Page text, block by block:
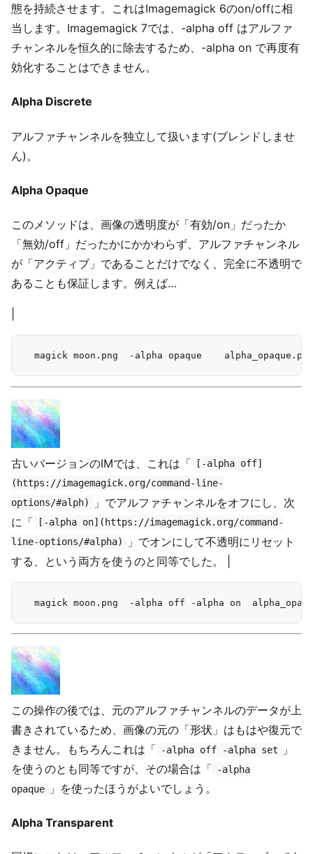
態を持続させます。これはImagemagick 6のon/offに相
当します。Imagemagick 7では、-alpha off はアルファ
チャンネルを恒久的に除去するため、-alpha on で再度有
効化することはできません。
Alpha Discrete
アルファチャンネルを独立して扱います(ブレンドしませ
ん)。
Alpha Opaque
このメソッドは、画像の透明度が「有効/on」だったか
「無効/off」だったかにかかわらず、アルファチャンネル
が「アクティブ」であることだけでなく、完全に不透明で
あることも保証します。例えば…
古いバージョンのIMでは、これは「
[-alpha off]
(https://imagemagick.org/command-line-
options/#alph)
」でアルファチャンネルをオフにし、次
に「
[-alpha on](https://imagemagick.org/command-
line-options/#alpha)
」でオンにして不透明にリセット
する、という両方を使うのと同等でした。 |
この操作の後では、元のアルファチャンネルのデータが上
書きされているため、画像の元の「形状」はもはや復元で
きません。もちろんこれは「 -alpha off -alpha set
」
を使うのとも同等ですが、その場合は「 -alpha
opaque
」を使ったほうがよいでしょう。
Alpha Transparent